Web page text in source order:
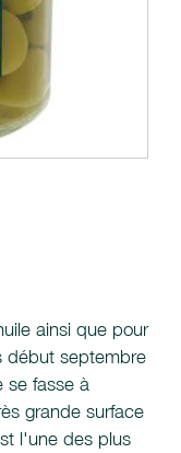
ainsi que pour
début septembre
se fasse à
grande surface
l'une des plus